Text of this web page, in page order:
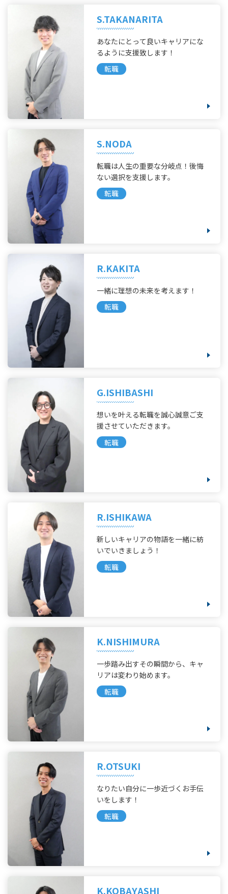
S.TAKANARITA
あなたにとって良いキャリアにな
るように支援致します！
転職
S.NODA
転職は人生の重要な分岐点！後悔
ない選択を支援します。
転職
R.KAKITA
一緒に理想の未来を考えます！
転職
G.ISHIBASHI
想いを叶える転職を誠心誠意ご支
援させていただきます。
転職
R.ISHIKAWA
新しいキャリアの物語を一緒に紡
いでいきましょう！
転職
K.NISHIMURA
一歩踏み出すその瞬間から、キャ
リアは変わり始めます。
転職
R.OTSUKI
なりたい自分に一歩近づくお手伝
いをします！
転職
K.KOBAYASHI